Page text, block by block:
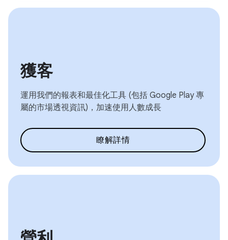
獲客
運用我們的報表和最佳化工具 (包括 Google Play 專
屬的市場透視資訊)，加速使用人數成長
瞭解詳情